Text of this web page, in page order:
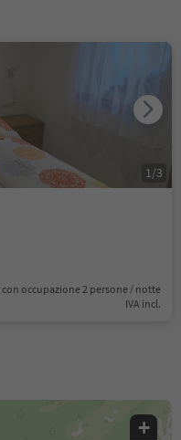
con occupazione 2 persone / notte
IVA incl.
1 /3
+